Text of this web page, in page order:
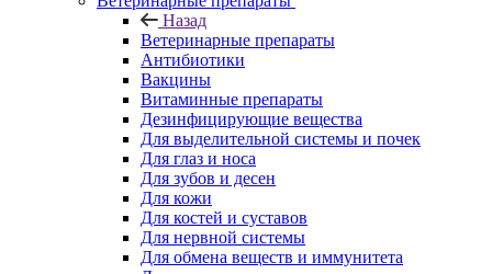
Назад
Ветеринарные препараты
Антибиотики
Вакцины
Витаминные препараты
Дезинфицирующие вещества
Для выделительной системы и почек
Для глаз и носа
Для зубов и десен
Для кожи
Для костей и суставов
Для нервной системы
Для обмена веществ и иммунитета